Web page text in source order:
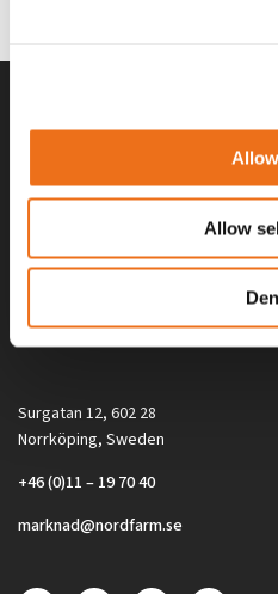
Allow
Alla priser på tillbehör och tillval
gäller inte vid köp av enskild
Surgatan 12, 602 28
Norrköping, Sweden
+46 (0)11 – 19 70 40
marknad@nordfarm.se